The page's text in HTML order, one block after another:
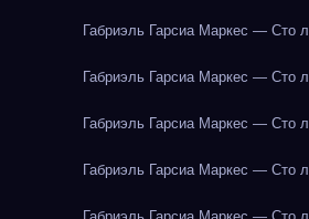
Габриэль Гарсиа Маркес — Сто
Габриэль Гарсиа Маркес — Сто
Габриэль Гарсиа Маркес — Сто
Габриэль Гарсиа Маркес — Сто